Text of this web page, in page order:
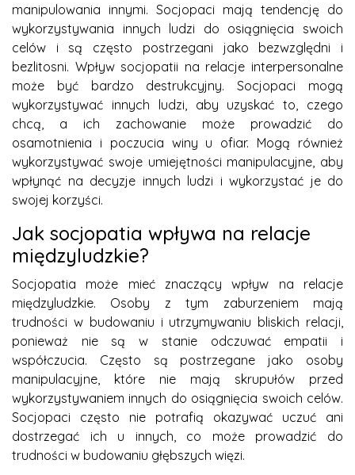
manipulowania innymi. Socjopaci mają tendencję do
wykorzystywania innych ludzi do osiągnięcia swoich
celów i są często postrzegani jako bezwzględni i
bezlitosni. Wpływ socjopatii na relacje interpersonalne
może być bardzo destrukcyjny. Socjopaci mogą
wykorzystywać innych ludzi, aby uzyskać to, czego
chcą, a ich zachowanie może prowadzić do
osamotnienia i poczucia winy u ofiar. Mogą również
wykorzystywać swoje umiejętności manipulacyjne, aby
wpłynąć na decyzje innych ludzi i wykorzystać je do
swojej korzyści.
Jak socjopatia wpływa na relacje
międzyludzkie?
Socjopatia może mieć znaczący wpływ na relacje
międzyludzkie. Osoby z tym zaburzeniem mają
trudności w budowaniu i utrzymywaniu bliskich relacji,
ponieważ nie są w stanie odczuwać empatii i
współczucia. Często są postrzegane jako osoby
manipulacyjne, które nie mają skrupułów przed
wykorzystywaniem innych do osiągnięcia swoich celów.
Socjopaci często nie potrafią okazywać uczuć ani
dostrzegać ich u innych, co może prowadzić do
trudności w budowaniu głębszych więzi.